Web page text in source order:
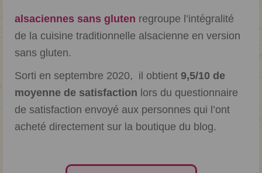
alsaciennes sans gluten regroupe l’intégralité
de la cuisine traditionnelle alsacienne en version
sans gluten.
Sorti en septembre 2020, il obtient 9,5/10 de
moyenne de satisfaction lors du questionnaire
de satisfaction envoyé aux personnes qui l’ont
acheté directement sur la boutique du blog.